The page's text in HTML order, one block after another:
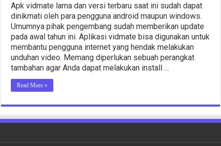
Apk vidmate lama dan versi terbaru saat ini sudah dapat
dinikmati oleh para pengguna android maupun windows.
Umumnya pihak pengembang sudah memberikan update
pada awal tahun ini. Aplikasi vidmate bisa digunakan untuk
membantu pengguna internet yang hendak melakukan
unduhan video. Memang diperlukan sebuah perangkat
tambahan agar Anda dapat melakukan install …
Read More »